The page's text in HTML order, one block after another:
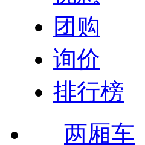
团购
询价
排行榜
两厢车